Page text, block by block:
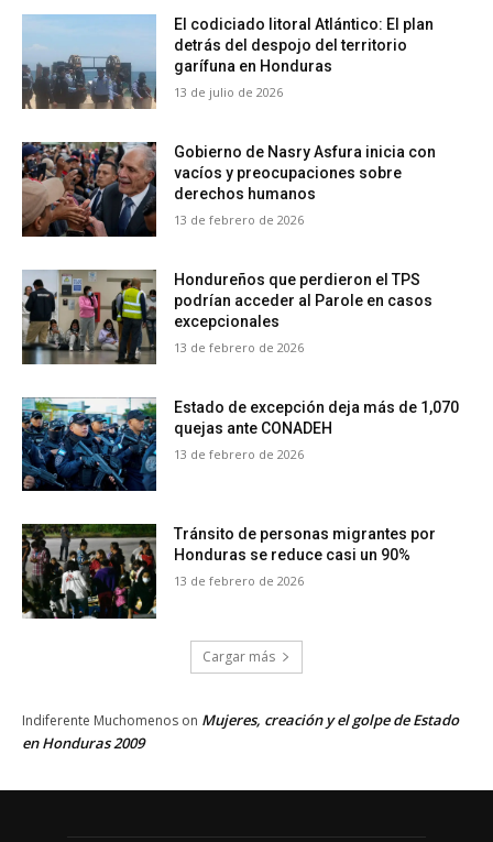
El codiciado litoral Atlántico: El plan
detrás del despojo del territorio
garífuna en Honduras
13 de julio de 2026
Gobierno de Nasry Asfura inicia con
vacíos y preocupaciones sobre
derechos humanos
13 de febrero de 2026
Hondureños que perdieron el TPS
podrían acceder al Parole en casos
excepcionales
13 de febrero de 2026
Estado de excepción deja más de 1,070
quejas ante CONADEH
13 de febrero de 2026
Tránsito de personas migrantes por
Honduras se reduce casi un 90%
13 de febrero de 2026
Cargar más
Indiferente Muchomenos on Mujeres, creación y el golpe de Estado
en Honduras 2009